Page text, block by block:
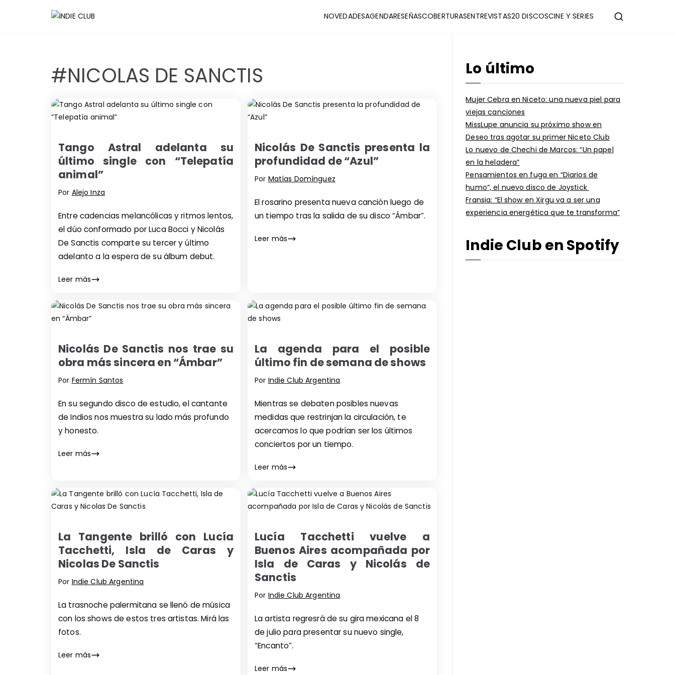
NOVEDADESAGENDARESEÑASCOBERTURASENTREVISTAS20 DISCOSCINE Y SERIES
#NICOLAS DE SANCTIS
Tango Astral adelanta su
último single con “Telepatía
animal”
Por Alejo Inza
Entre cadencias melancólicas y ritmos lentos,
el dúo conformado por Luca Bocci y Nicolás
De Sanctis comparte su tercer y último
adelanto a la espera de su álbum debut.
Leer más
Nicolás De Sanctis presenta la
profundidad de “Azul”
Por Matías Domínguez
El rosarino presenta nueva canción luego de
un tiempo tras la salida de su disco “Ámbar”.
Leer más
Nicolás De Sanctis nos trae su
obra más sincera en “Ámbar”
Por Fermín Santos
En su segundo disco de estudio, el cantante
de Indios nos muestra su lado más profundo
y honesto.
Leer más
La agenda para el posible
último fin de semana de shows
Por Indie Club Argentina
Mientras se debaten posibles nuevas
medidas que restrinjan la circulación, te
acercamos lo que podrían ser los últimos
conciertos por un tiempo.
Leer más
La Tangente brilló con Lucía
Tacchetti, Isla de Caras y
Nicolas De Sanctis
Por Indie Club Argentina
La trasnoche palermitana se llenó de música
con los shows de estos tres artistas. Mirá las
fotos.
Leer más
Lucía Tacchetti vuelve a
Buenos Aires acompañada por
Isla de Caras y Nicolás de
Sanctis
Por Indie Club Argentina
La artista regresrá de su gira mexicana el 8
de julio para presentar su nuevo single,
“Encanto”.
Leer más
Lo último
Mujer Cebra en Niceto: una nueva piel para
viejas canciones
MissLupe anuncia su próximo show en
Deseo tras agotar su primer Niceto Club
Lo nuevo de Chechi de Marcos: “Un papel
en la heladera”
Pensamientos en fuga en “Diarios de
humo”, el nuevo disco de Joystick
Fransia: “El show en Xirgu va a ser una
experiencia energética que te transforma”
Indie Club en Spotify